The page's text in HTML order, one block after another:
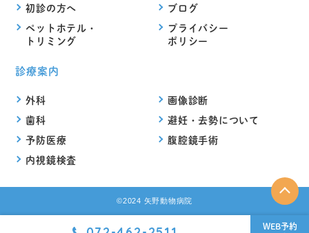
WEB予約
初診の方へ
ペットホテル・
トリミング
ブログ
プライバシー
ポリシー
診療案内
外科
歯科
予防医療
内視鏡検査
画像診断
避妊・去勢について
腹腔鏡手術
©2024 矢野動物病院